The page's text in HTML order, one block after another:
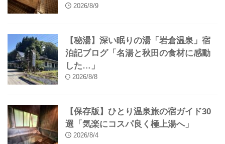
2026/8/9
【秘湯】深い眠りの湯「岩倉温泉」宿
泊記ブログ「名湯と秋田の食材に感動
した…」
2026/8/8
【保存版】ひとり温泉旅の宿ガイド30
選「気楽にコスパ良く極上湯へ」
2026/8/4